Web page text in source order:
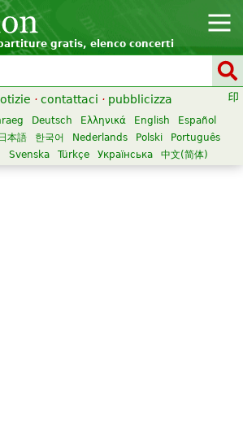
gratis, elenco concerti
· contattaci · pubblicizza
Deutsch Ελληνικά English
Español
日本語 한국어 Nederlands Polski
Português
Svenska Türkçe Українська 中文(简体)